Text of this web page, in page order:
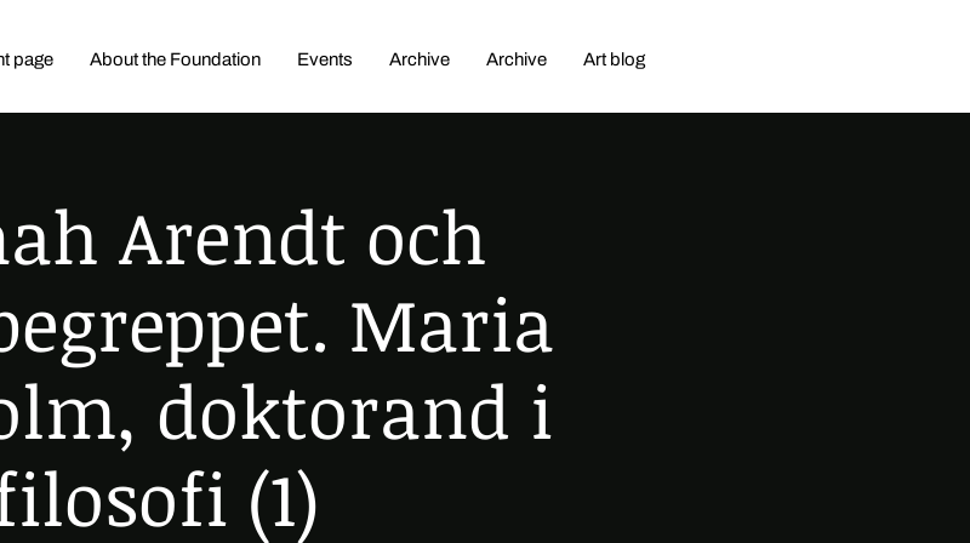
page About the Foundation Events Archive Archive Art blog
Arendt och
Maria
doktorand i
(1)